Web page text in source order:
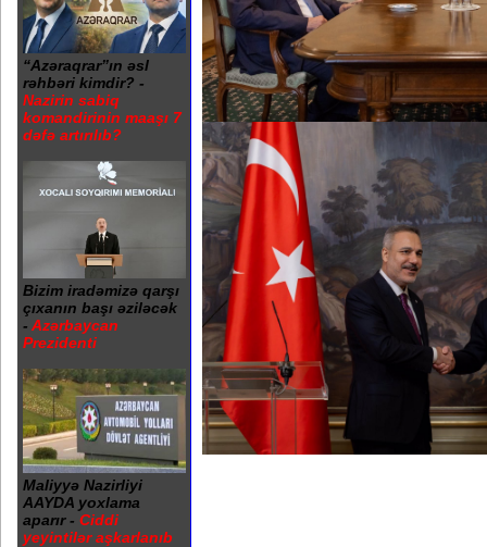
“Azəraqrar”ın əsl
rəhbəri kimdir? -
Nazirin sabiq
komandirinin maaşı 7
dəfə artırılıb?
Bizim iradəmizə qarşı
çıxanın başı əziləcək
- Azərbaycan
Prezidenti
Maliyyə Nazirliyi
AAYDA yoxlama
aparır - Ciddi
yeyintilər aşkarlanıb